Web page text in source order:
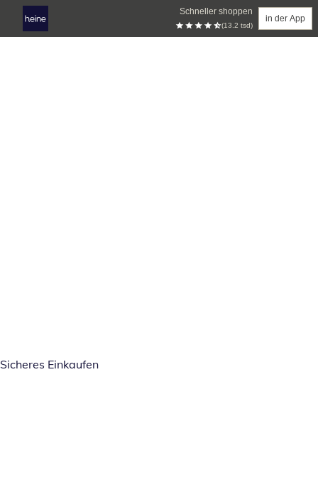
Schneller shoppen
(13.2 tsd)
in der App
Sicheres Einkaufen